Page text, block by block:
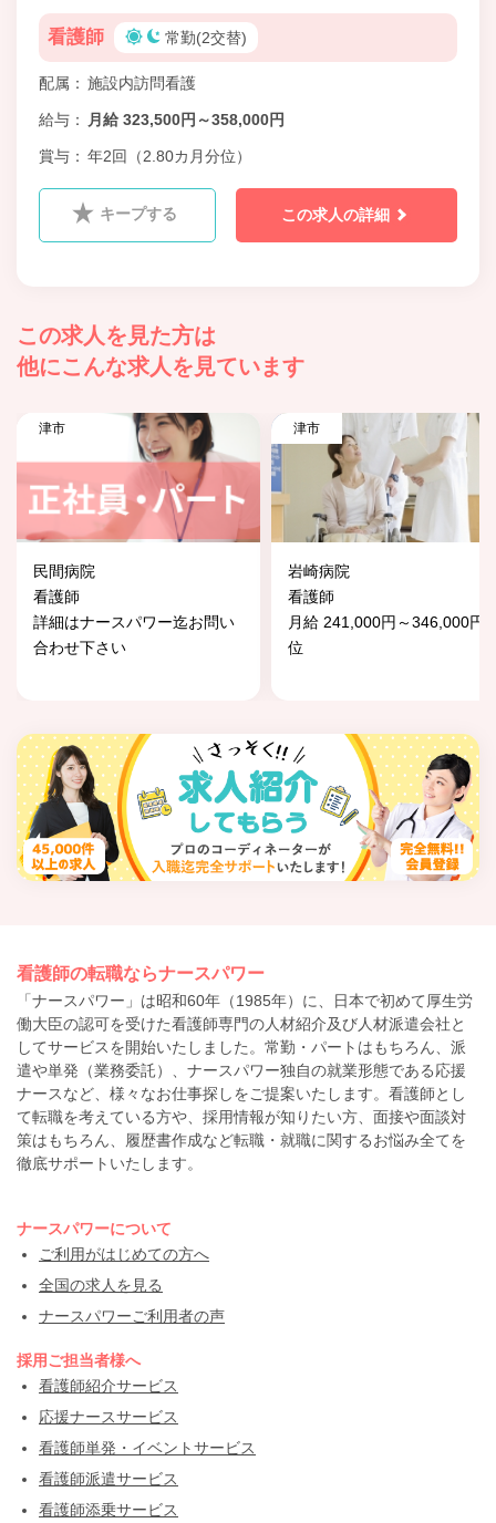
看護師 常勤(2交替)
配属 施設内訪問看護
給与 月給 323,500円～358,000円
賞与 年2回（2.80カ月分位）
キープする この求人の詳細
この求人を見た方は
他にこんな求人を見ています
津市
民間病院
看護師
詳細はナースパワー迄お問い
合わせ下さい
津市
岩崎病院
看護師
月給 241,000円～346,000円
位
看護師の転職ならナースパワー
「ナースパワー」は昭和60年（1985年）に、日本で初めて厚生労
働大臣の認可を受けた看護師専門の人材紹介及び人材派遣会社と
してサービスを開始いたしました。常勤・パートはもちろん、派
遣や単発（業務委託）、ナースパワー独自の就業形態である応援
ナースなど、様々なお仕事探しをご提案いたします。看護師とし
て転職を考えている方や、採用情報が知りたい方、面接や面談対
策はもちろん、履歴書作成など転職・就職に関するお悩み全てを
徹底サポートいたします。
ナースパワーについて
ご利用がはじめての方へ
全国の求人を見る
ナースパワーご利用者の声
採用ご担当者様へ
看護師紹介サービス
応援ナースサービス
看護師単発・イベントサービス
看護師派遣サービス
看護師添乗サービス